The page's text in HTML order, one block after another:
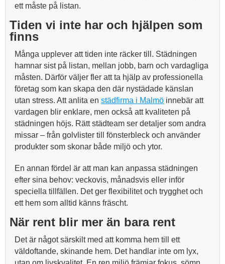
ett måste på listan.
Tiden vi inte har och hjälpen som
finns
Många upplever att tiden inte räcker till. Städningen
hamnar sist på listan, mellan jobb, barn och vardagliga
måsten. Därför väljer fler att ta hjälp av professionella
företag som kan skapa den där nystädade känslan
utan stress. Att anlita en städfirma i Malmö innebär att
vardagen blir enklare, men också att kvaliteten på
städningen höjs. Rätt städteam ser detaljer som andra
missar – från golvlister till fönsterbleck och använder
produkter som skonar både miljö och ytor.
En annan fördel är att man kan anpassa städningen
efter sina behov: veckovis, månadsvis eller inför
speciella tillfällen. Det ger flexibilitet och trygghet och
ett hem som alltid känns fräscht.
När rent blir mer än bara rent
Det är något särskilt med att komma hem till ett
väldoftande, skinande hem. Det handlar inte om lyx,